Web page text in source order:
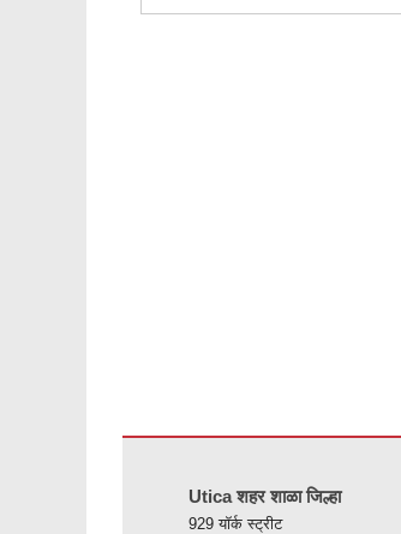
Utica शहर शाळा जिल्हा
929 यॉर्क स्ट्रीट